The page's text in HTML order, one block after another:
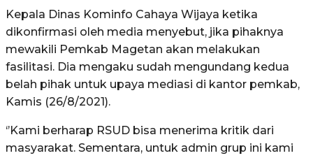
Kepala Dinas Kominfo Cahaya Wijaya ketika
dikonfirmasi oleh media menyebut, jika pihaknya
mewakili Pemkab Magetan akan melakukan
fasilitasi. Dia mengaku sudah mengundang kedua
belah pihak untuk upaya mediasi di kantor pemkab,
Kamis (26/8/2021).
‘’Kami berharap RSUD bisa menerima kritik dari
masyarakat. Sementara, untuk admin grup ini kami